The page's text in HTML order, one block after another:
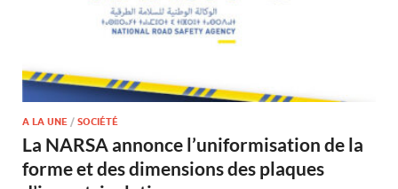
A LA UNE / SOCIÉTÉ
La NARSA annonce l’uniformisation de la
forme et des dimensions des plaques